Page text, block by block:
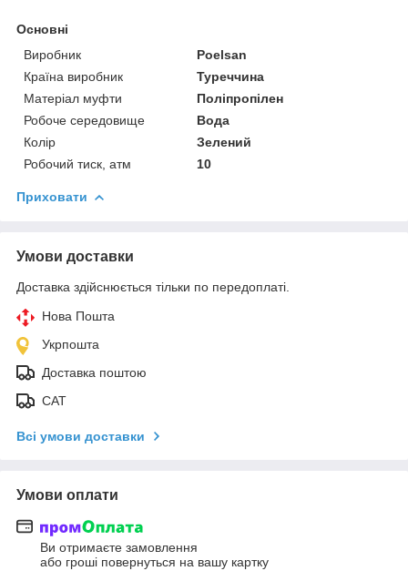
Основні
Виробник
Poelsan
Країна виробник
Туреччина
Матеріал муфти
Поліпропілен
Робоче середовище
Вода
Колір
Зелений
Робочий тиск, атм
10
Приховати
Умови доставки
Доставка здійснюється тільки по передоплаті.
Нова Пошта
Укрпошта
Доставка поштою
САТ
Всі умови доставки
Умови оплати
Ви отримаєте замовлення
або гроші повернуться на вашу картку